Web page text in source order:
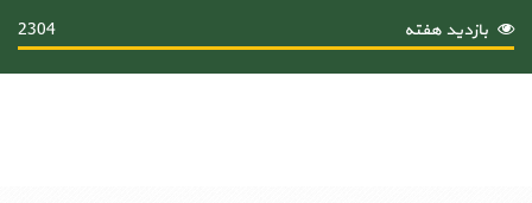
بازدید هفته 2304